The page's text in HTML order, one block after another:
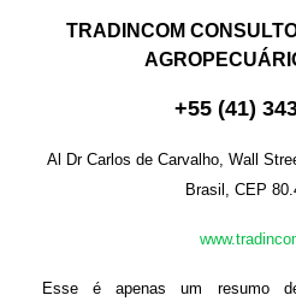
TRADINCOM
+55 (41)
Al Dr Carlos de Carvalho, Wall
Brasil, CEP
Esse é apenas um resumo